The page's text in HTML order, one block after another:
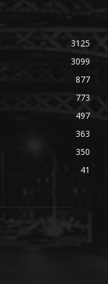
3125
3099
877
773
497
363
350
41